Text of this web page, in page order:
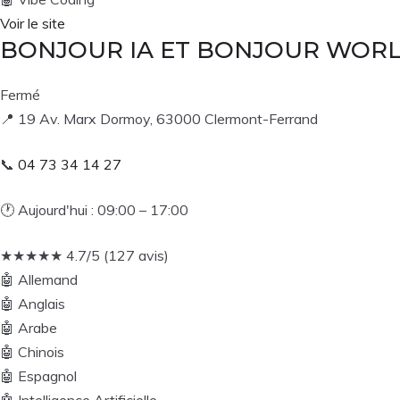
Voir le site
BONJOUR IA ET BONJOUR
Fermé
📍 19 Av. Marx Dormoy, 63000 Clermont-Ferrand
📞 04 73 34 14 27
🕐 Aujourd'hui : 09:00 – 17:00
★★★★★ 4.7/5 (127 avis)
🤖 Allemand
🤖 Anglais
🤖 Arabe
🤖 Chinois
🤖 Espagnol